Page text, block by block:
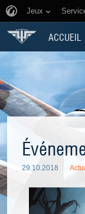
Jeux
ACCUEIL
29.10.2018